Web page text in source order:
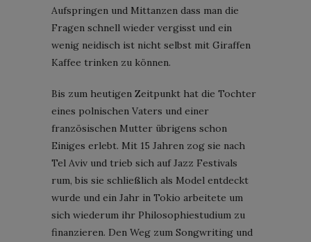
Aufspringen und Mittanzen dass man die
Fragen schnell wieder vergisst und ein
wenig neidisch ist nicht selbst mit Giraffen
Kaffee trinken zu können.
Bis zum heutigen Zeitpunkt hat die Tochter
eines polnischen Vaters und einer
französischen Mutter übrigens schon
Einiges erlebt. Mit 15 Jahren zog sie nach
Tel Aviv und trieb sich auf Jazz Festivals
rum, bis sie schließlich als Model entdeckt
wurde und ein Jahr in Tokio arbeitete um
sich wiederum ihr Philosophiestudium zu
finanzieren. Den Weg zum Songwriting und